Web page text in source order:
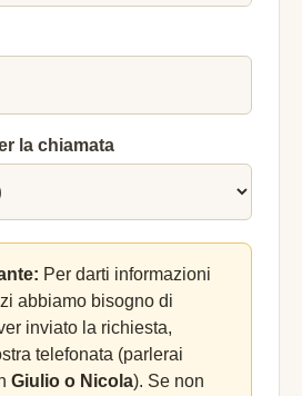
la chiamata
Per darti informazioni
abbiamo bisogno di
inviato la richiesta,
telefonata (parlerai
Giulio o Nicola). Se non